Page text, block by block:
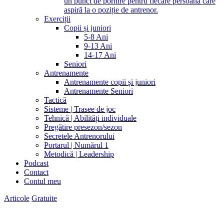
aspiră la o poziție de antrenor.
Exerciții
Copii și juniori
5-8 Ani
9-13 Ani
14-17 Ani
Seniori
Antrenamente
Antrenamente copii și juniori
Antrenamente Seniori
Tactică
Sisteme | Trasee de joc
Tehnică | Abilități individuale
Pregătire presezon/sezon
Secretele Antrenorului
Portarul | Numărul 1
Metodică | Leadership
Podcast
Contact
Contul meu
facebook-
twitter-
dribble-
instagram
Articole Gratuite